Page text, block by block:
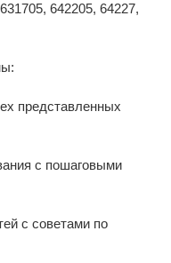
642205, 64227,
представленных
с пошаговыми
с советами по